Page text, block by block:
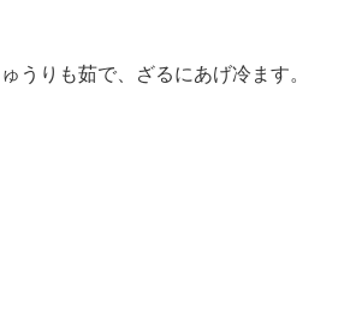
うりも茹で、ざるにあげ冷ます。